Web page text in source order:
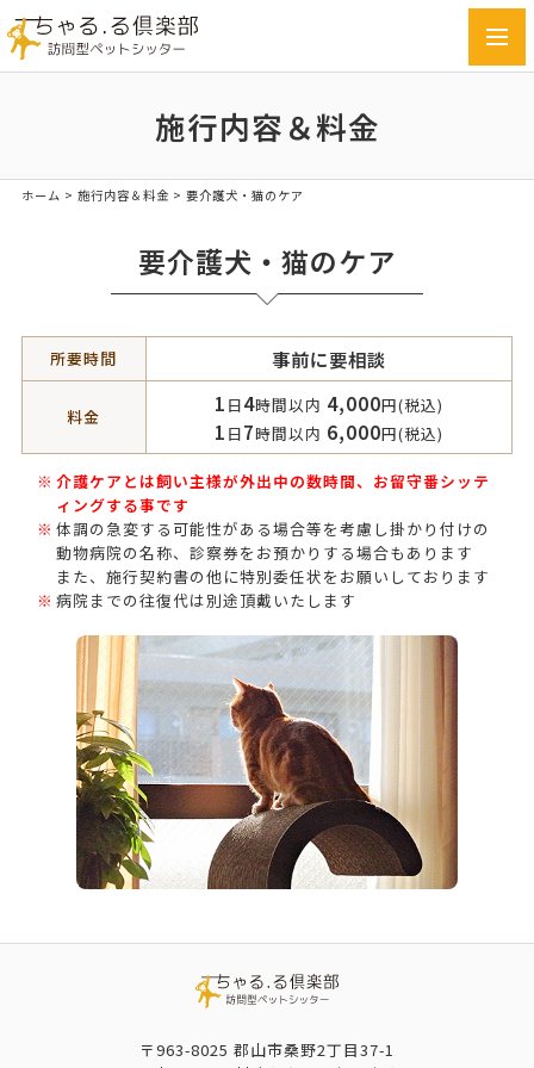
施行内容＆料金
ホーム > 施行内容＆料金 > 要介護犬・猫のケア
要介護犬・猫のケア
所要時間 事前に要相談
料金
1 日4時間以内 4,000円(税込)
1 日7時間以内 6,000円(税込)
介護ケアとは飼い主様が外出中の数時間、お留守番シッテ
ィングする事です
体調の急変する可能性がある場合等を考慮し掛かり付けの
動物病院の名称、診察券をお預かりする場合もあります
また、施行契約書の他に特別委任状をお願いしております
病院までの往復代は別途頂戴いたします
〒963-8025 郡山市桑野2丁目37-1